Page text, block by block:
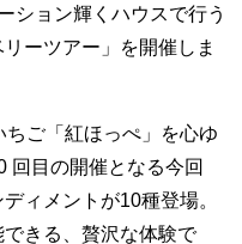
ション輝くハウスで行う
ーツアー」を開催しま
ご「紅ほっぺ」を心ゆ
回目の開催となる今回
ィメントが10種登場。
きる、贅沢な体験で